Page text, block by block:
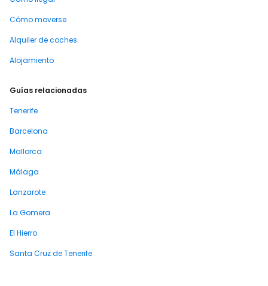
Cómo moverse
Alquiler de coches
Alojamiento
Guías relacionadas
Tenerife
Barcelona
Mallorca
Málaga
Lanzarote
La Gomera
El Hierro
Santa Cruz de Tenerife